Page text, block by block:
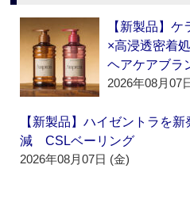
【新製品】
×高浸透密着
ヘアケアブラ
2026年08月07
【新製品】ハイゼントラを
減 CSLベーリング
2026年08月07日 (金)